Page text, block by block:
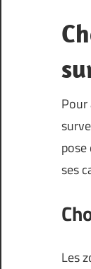
ses
Les